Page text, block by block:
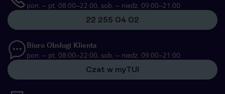
pon. – pt. 08:00–22:00, sob. – niedz. 09:00–21:00
22 255 04 02
Biuro Obsługi Klienta
pon. – pt. 08:00–22:00, sob. – niedz. 09:00–21:00
Czat w myTUI